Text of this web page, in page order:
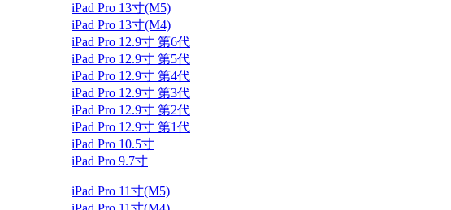
iPad Pro 13寸(M5)
iPad Pro 13寸(M4)
iPad Pro 12.9寸 第6代
iPad Pro 12.9寸 第5代
iPad Pro 12.9寸 第4代
iPad Pro 12.9寸 第3代
iPad Pro 12.9寸 第2代
iPad Pro 12.9寸 第1代
iPad Pro 10.5寸
iPad Pro 9.7寸
iPad Pro 11寸(M5)